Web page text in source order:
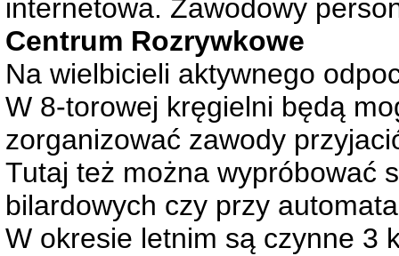
internetowa. Zawodowy
Centrum Rozrywkowe
Na wielbicieli aktywnego
W 8-torowej kręgielni będą
zorganizować zawody
Tutaj też można wypróbować
bilardowych czy przy
W okresie letnim są czynne 3